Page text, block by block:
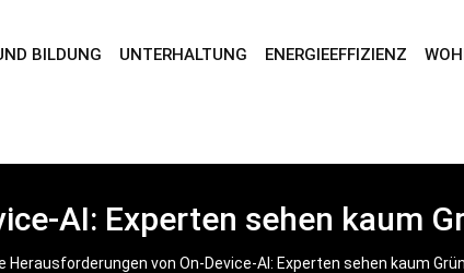
BILDUNG UNTERHALTUNG ENERGIEEFFIZIENZ
AI: Experten sehen kaum
Herausforderungen von On-Device-AI: Experten sehen kaum